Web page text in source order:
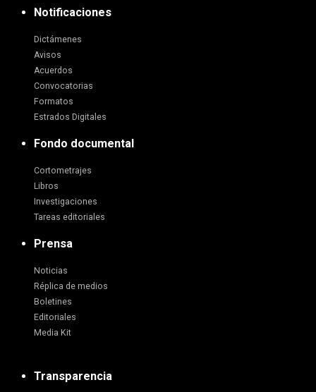
Notificaciones
Dictámenes
Avisos
Acuerdos
Convocatorias
Formatos
Estrados Digitales
Fondo documental
Cortometrajes
Libros
Investigaciones
Tareas editoriales
Prensa
Noticias
Réplica de medios
Boletines
Editoriales
Media Kit
Transparencia